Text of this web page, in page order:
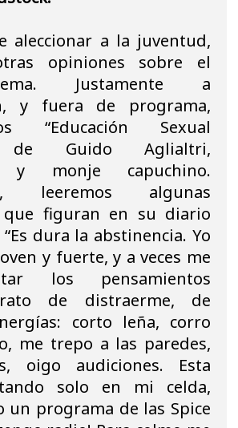
aleccionar a la juventud,
opiniones sobre el
Justamente a
y fuera de programa,
“Educación Sexual
de Guido Aglialtri,
y monje capuchino.
leeremos algunas
que figuran en su diario
dura la abstinencia. Yo
y fuerte, y a veces me
los pensamientos
de distraerme, de
corto leña, corro
me trepo a las paredes,
oigo audiciones. Esta
solo en mi celda,
un programa de las Spice